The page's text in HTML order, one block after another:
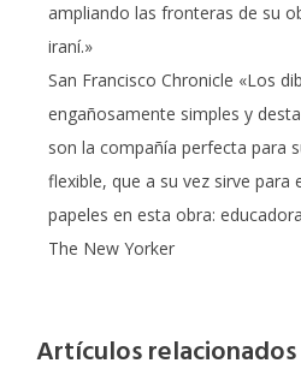
ampliando las fronteras de su
iraní.»
San Francisco Chronicle «Los
engañosamente simples y
son la compañía perfecta para
flexible, que a su vez sirve para
papeles en esta obra:
The New Yorker
Artículos relacionados